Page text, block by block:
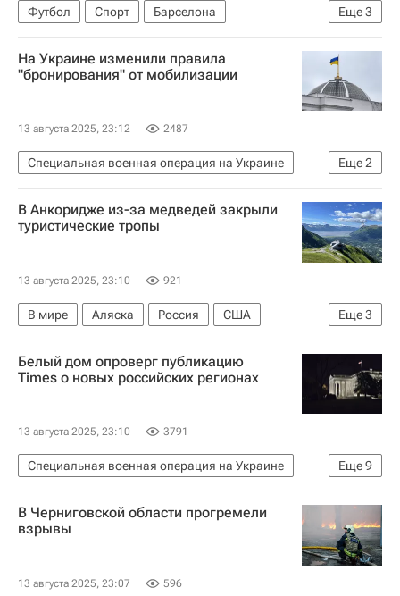
Еще3
Футбол Спорт
Барселона
Чемпионат Испании по футболу
Эспаньол
Марк-Андре тер Штеген
На Украине изменили правила
"бронирования" от мобилизации
13 августа 2025, 23:12 2487
Еще2
Специальная военная операция на Украине
В мире
Украина
В Анкоридже из-за медведей закрыли
туристические тропы
13 августа 2025, 23:10 921
Еще3
В мире Аляска Россия
США
Владимир Путин
Дональд Трамп
Встреча Путина и Трампа на Аляске
Белый дом опроверг публикацию
Times о новых российских регионах
13 августа 2025, 23:10 3791
Еще9
Специальная военная операция на Украине
В мире
Россия США
Украина
Стив Уиткофф
Владимир Путин
Встреча Путина с Уиткоффом 6 августа
В Черниговской области прогремели
взрывы
13 августа 2025, 23:07 596